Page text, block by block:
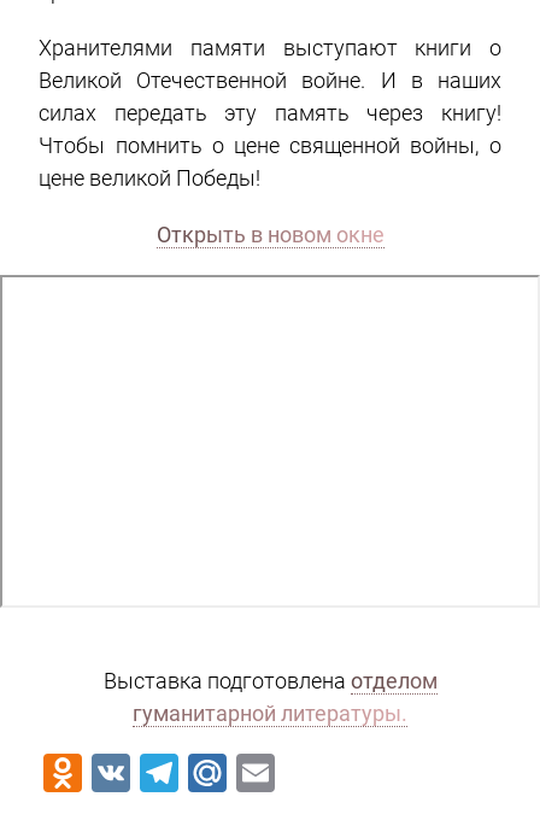
Хранителями памяти выступают книги о
Великой Отечественной войне. И в наших
силах передать эту память через книгу!
Чтобы помнить о цене священной войны, о
цене великой Победы!
Открыть в новом окне
Выставка подготовлена отделом
гуманитарной литературы.
Odnoklassniki
VK Telegram
Mail.Ru